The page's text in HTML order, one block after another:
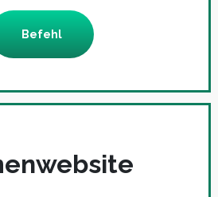
Befehl